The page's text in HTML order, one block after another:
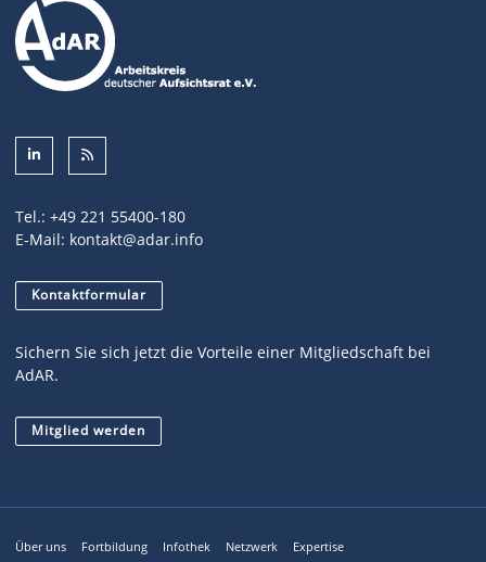
Tel.: +49 221 55400-180
E-Mail: kontakt@adar.info
Kontaktformular
Sichern Sie sich jetzt die Vorteile einer Mitgliedschaft bei
AdAR.
Mitglied werden
Über uns Fortbildung Infothek Netzwerk Expertise